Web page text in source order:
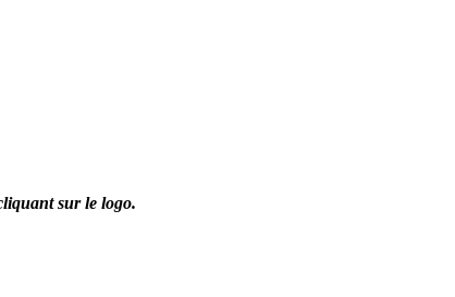
sur le logo.